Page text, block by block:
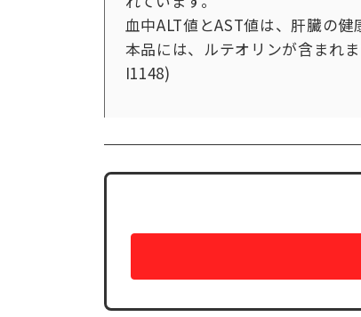
血中ALT値とAST値は、肝臓の健
本品には、ルテオリンが含まれ
I1148)